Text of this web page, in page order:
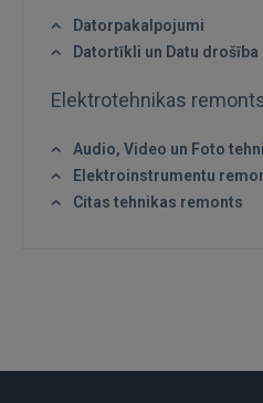
Aizmirsāt paroli?
 Sign in
Datorpakalpojumi
Datortīkli un Datu drošība
Elektrotehnikas
Audio, Video un Foto
Elektroinstrumentu
Citas tehnikas remonts